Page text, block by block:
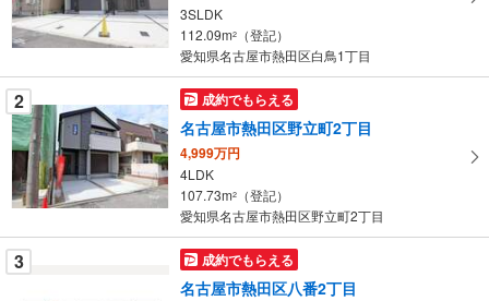
・
条
件
を
マ
イ
ペ
ー
に
保
3SLDK
112.09m2
（登記）
愛知県名古屋市熱田区白鳥1丁目
2 成約でもらえる
名古屋市熱田区野立町2丁目
4,999万円
4LDK
107.73m2
（登記）
愛知県名古屋市熱田区野立町2丁目
3 成約でもらえる
名古屋市熱田区八番2丁目